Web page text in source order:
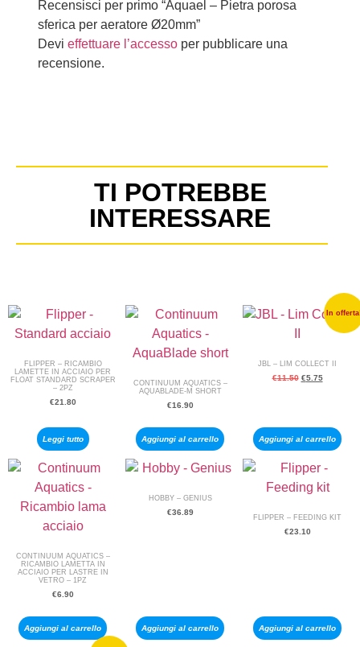
Recensisci per primo “Aquael – Pietra porosa
sferica per aeratore Ø20mm”
Devi effettuare l’accessoper pubblicare una
recensione.
TI POTREBBE
INTERESSARE
FLIPPER – RICAMBIO
LAMETTE IN ACCIAIO PER
FLOAT STANDARD SCRAPER
– 2PZ
€21.80
Leggi tutto
CONTINUUM AQUATICS –
AQUABLADE-M SHORT
€16.90
Aggiungi al carrello
In
JBL – LIM COLLECT II
€11.50 €5.75
Aggiungi al carrello
CONTINUUM AQUATICS –
RICAMBIO LAMETTA IN
ACCIAIO PER LASTRE IN
VETRO – 1PZ
€6.90
Aggiungi al carrello
HOBBY – GENIUS
€36.89
Aggiungi al carrello
FLIPPER – FEEDING KIT
€23.10
Aggiungi al carrello